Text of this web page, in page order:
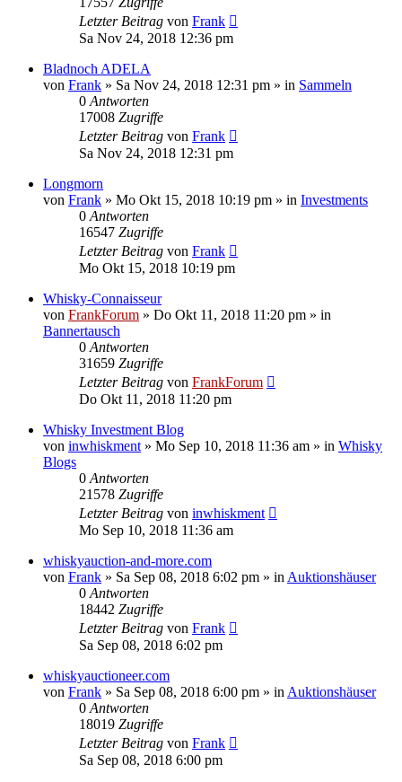
Letzter Beitrag von Frank
Sa Nov 24, 2018 12:36 pm
Bladnoch ADELA
von Frank » Sa Nov 24, 2018 12:31 pm » in Sammeln
0 Antworten
17008 Zugriffe
Letzter Beitrag von Frank
Sa Nov 24, 2018 12:31 pm
Longmorn
von Frank » Mo Okt 15, 2018 10:19 pm » in Investments
0 Antworten
16547 Zugriffe
Letzter Beitrag von Frank
Mo Okt 15, 2018 10:19 pm
Whisky-Connaisseur
von FrankForum » Do Okt 11, 2018 11:20 pm » in
Bannertausch
0 Antworten
31659 Zugriffe
Letzter Beitrag von FrankForum
Do Okt 11, 2018 11:20 pm
Whisky Investment Blog
von inwhiskment » Mo Sep 10, 2018 11:36 am » in Whisky
Blogs
0 Antworten
21578 Zugriffe
Letzter Beitrag von inwhiskment
Mo Sep 10, 2018 11:36 am
whiskyauction-and-more.com
von Frank » Sa Sep 08, 2018 6:02 pm » in Auktionshäuser
0 Antworten
18442 Zugriffe
Letzter Beitrag von Frank
Sa Sep 08, 2018 6:02 pm
whiskyauctioneer.com
von Frank » Sa Sep 08, 2018 6:00 pm » in Auktionshäuser
0 Antworten
18019 Zugriffe
Letzter Beitrag von Frank
Sa Sep 08, 2018 6:00 pm